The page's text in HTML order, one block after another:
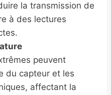
la transmission de
à des lectures
peuvent
du capteur et les
affectant la